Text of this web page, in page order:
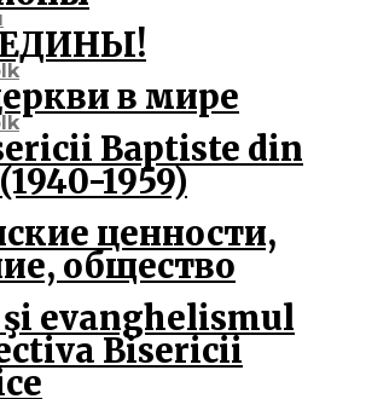
в мире
Baptiste din
1959)
ценности,
общество
evanghelismul
Bisericii